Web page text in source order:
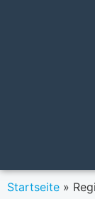
Startseite »